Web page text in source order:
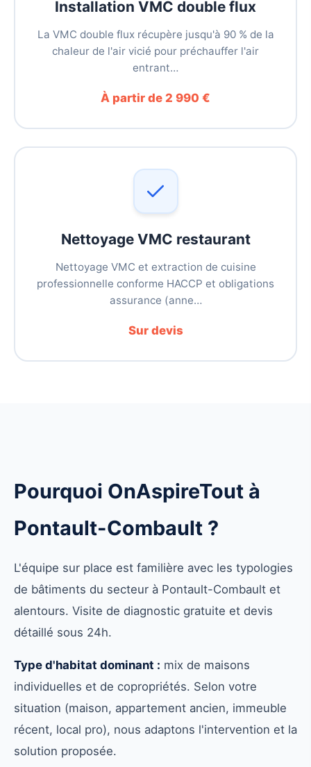
Installation VMC double flux
La VMC double flux récupère jusqu'à 90 % de la
chaleur de l'air vicié pour préchauffer l'air
entrant…
À partir de 2 990 €
Nettoyage VMC restaurant
Nettoyage VMC et extraction de cuisine
professionnelle conforme HACCP et obligations
assurance (anne…
Sur devis
Pourquoi OnAspireTout à
Pontault-Combault ?
L'équipe sur place est familière avec les typologies
de bâtiments du secteur à Pontault-Combault et
alentours. Visite de diagnostic gratuite et devis
détaillé sous 24h.
Type d'habitat dominant : mix de maisons
individuelles et de copropriétés. Selon votre
situation (maison, appartement ancien, immeuble
récent, local pro), nous adaptons l'intervention et la
solution proposée.